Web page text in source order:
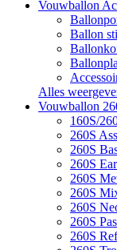
Vouwballon
Ballon
Alles
Vouwballon
160S/
260S
260S
260S
260S
260S
260S
260S
260S